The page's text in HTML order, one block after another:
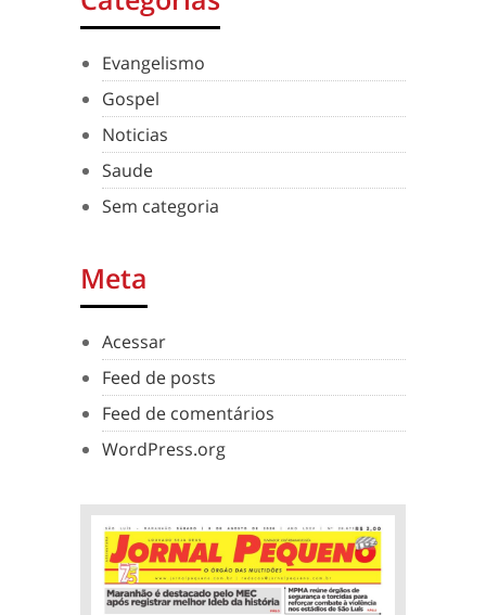
Evangelismo
Gospel
Noticias
Saude
Sem categoria
Meta
Acessar
Feed de posts
Feed de comentários
WordPress.org